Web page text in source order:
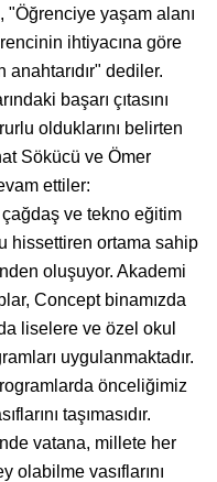
"Öğrenciye yaşam alanı
ihtiyacına göre
anahtarıdır" dediler.
başarı çıtasını
olduklarını belirten
Sökücü ve Ömer
ettiler:
ve tekno eğitim
hissettiren ortama sahip
oluşuyor. Akademi
Concept binamızda
liselere ve özel okul
uygulanmaktadır.
önceliğimiz
taşımasıdır.
vatana, millete her
olabilme vasıflarını